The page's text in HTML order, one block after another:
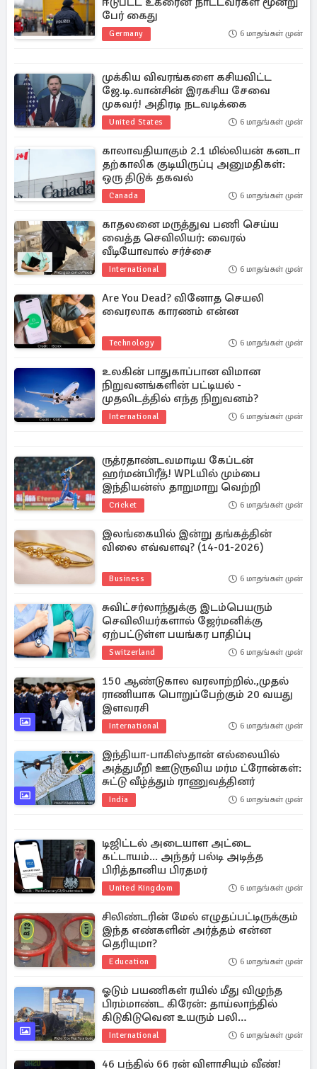
பேர் கைது
Germany 6 மாதங்கள் முன்
முக்கிய விவரங்களை கசியவிட்ட
ஜே.டி.வான்சின் இரகசிய சேவை
முகவர்! அதிரடி நடவடிக்கை
United States 6 மாதங்கள் முன்
காலாவதியாகும் 2.1 மில்லியன் கனடா
தற்காலிக குடியிருப்பு அனுமதிகள்:
ஒரு திடுக் தகவல்
Canada 6 மாதங்கள் முன்
காதலனை மருத்துவ பணி செய்ய
வைத்த செவிலியர்: வைரல்
வீடியோவால் சர்ச்சை
International 6 மாதங்கள் முன்
Are You Dead? வினோத செயலி
வைரலாக காரணம் என்ன
Technology 6 மாதங்கள் முன்
உலகின் பாதுகாப்பான விமான
நிறுவனங்களின் பட்டியல் -
முதலிடத்தில் எந்த நிறுவனம்?
International 6 மாதங்கள் முன்
ருத்ரதாண்டவமாடிய கேப்டன்
ஹர்மன்பிரீத்! WPLயில் மும்பை
இந்தியன்ஸ் தாறுமாறு வெற்றி
Cricket 6 மாதங்கள் முன்
இலங்கையில் இன்று தங்கத்தின்
விலை எவ்வளவு? (14-01-2026)
Business 6 மாதங்கள் முன்
சுவிட்சர்லாந்துக்கு இடம்பெயரும்
செவிலியர்களால் ஜேர்மனிக்கு
ஏற்பட்டுள்ள பயங்கர பாதிப்பு
Switzerland 6 மாதங்கள் முன்
150 ஆண்டுகால வரலாற்றில்.,முதல்
ராணியாக பொறுப்பேற்கும் 20 வயது
இளவரசி
International 6 மாதங்கள் முன்
இந்தியா-பாகிஸ்தான் எல்லையில்
அத்துமீறி ஊடுருவிய மர்ம ட்ரோன்கள்:
சுட்டு வீழ்த்தும் ராணுவத்தினர்
India 6 மாதங்கள் முன்
டிஜிட்டல் அடையாள அட்டை
கட்டாயம்... அந்தர் பல்டி அடித்த
பிரித்தானிய பிரதமர்
United Kingdom 6 மாதங்கள் முன்
சிலிண்டரின் மேல் எழுதப்பட்டிருக்கும்
இந்த எண்களின் அர்த்தம் என்ன
தெரியுமா?
Education 6 மாதங்கள் முன்
ஓடும் பயணிகள் ரயில் மீது விழுந்த
பிரம்மாண்ட கிரேன்: தாய்லாந்தில்
கிடுகிடுவென உயரும் பலி
எண்ணிக்கை
International 6 மாதங்கள் முன்
46 பந்தில் 66 ரன் விளாசியும் வீண்!